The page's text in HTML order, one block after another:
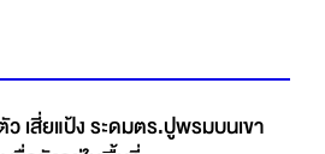
เสี่ยแป้ง ระดมตร.ปูพรมบนเขา